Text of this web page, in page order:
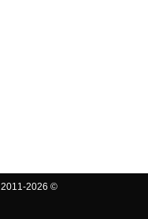
2011-2026 ©